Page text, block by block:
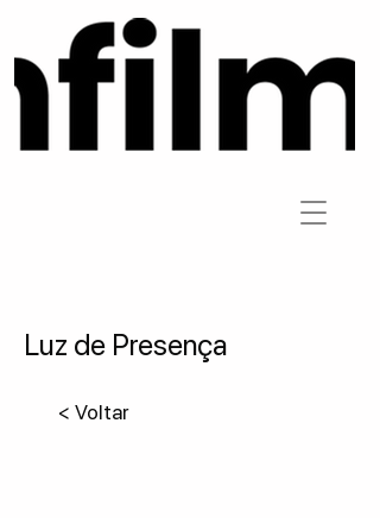
Luz de Presença
< Voltar